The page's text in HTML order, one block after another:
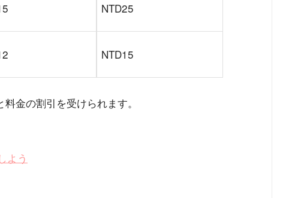
NTD25
NTD15
金の割引を受けられます。
よう